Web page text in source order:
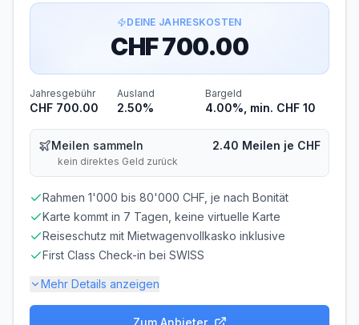
Bargeldabhebungen: Zinsen ab Tag 1
Die zinsfreie Zeit gilt nur für Einkäufe. Bei
KURSQUELLE
Bankinterner Wechselkurs (Aufschlag möglich)
Gesamtkosten im Ausland können höher sein als die
angezeigte Fremdwährungsgebühr.
Voraussetzungen
MINDESTALTER
ab 18 Jahren
MINDESTEINKOMMEN
ab CHF 0.00/Monat
Nicht erforderlich
DEINE JAHRESKOSTEN
CHF 700.00
Jahresgebühr
CHF 700.00
Ausland
2.50%
Bargeld
4.00%, min. CHF 10
Meilen sammeln
kein direktes Geld zurück
2.40 Meilen je CHF
Rahmen 1'000 bis 80'000 CHF, je nach Bonität
Karte kommt in 7 Tagen, keine virtuelle Karte
Reiseschutz mit Mietwagenvollkasko inklusive
First Class Check-in bei SWISS
Mehr Details anzeigen
Zum Anbieter